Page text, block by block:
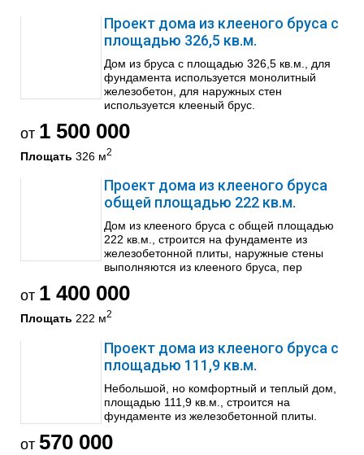
Проект дома из клееного бруса с
площадью 326,5 кв.м.
Дом из бруса с площадью 326,5 кв.м., для
фундамента используется монолитный
железобетон, для наружных стен
используется клееный брус.
от 1 500 000
Площать 326 м2
Проект дома из клееного бруса
общей площадью 222 кв.м.
Дом из клееного бруса с общей площадью
222 кв.м., строится на фундаменте из
железобетонной плиты, наружные стены
выполняются из клееного бруса, пер
от 1 400 000
Площать 222 м2
Проект дома из клееного бруса с
площадью 111,9 кв.м.
Небольшой, но комфортный и теплый дом,
площадью 111,9 кв.м., строится на
фундаменте из железобетонной плиты.
от 570 000